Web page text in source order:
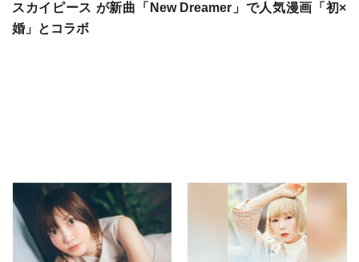
スカイピース が新曲「New Dreamer」で人気漫画「初×
婚」とコラボ